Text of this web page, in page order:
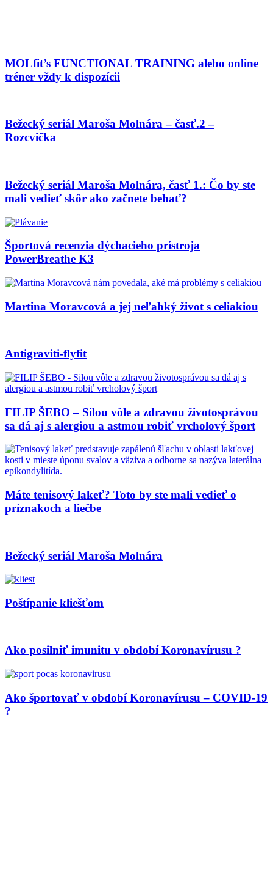
MOLfit’s FUNCTIONAL TRAINING alebo online
tréner vždy k dispozícii
Bežecký seriál Maroša Molnára – časť.2 –
Rozcvička
Bežecký seriál Maroša Molnára, časť 1.: Čo by ste
mali vedieť skôr ako začnete behať?
Športová recenzia dýchacieho prístroja
PowerBreathe K3
Martina Moravcová a jej neľahký život s celiakiou
Antigraviti-flyfit
FILIP ŠEBO – Silou vôle a zdravou životosprávou
sa dá aj s alergiou a astmou robiť vrcholový šport
Máte tenisový lakeť? Toto by ste mali vedieť o
príznakoch a liečbe
Bežecký seriál Maroša Molnára
Poštípanie kliešťom
Ako posilniť imunitu v období Koronavírusu ?
Ako športovať v období Koronavírusu – COVID-19
?